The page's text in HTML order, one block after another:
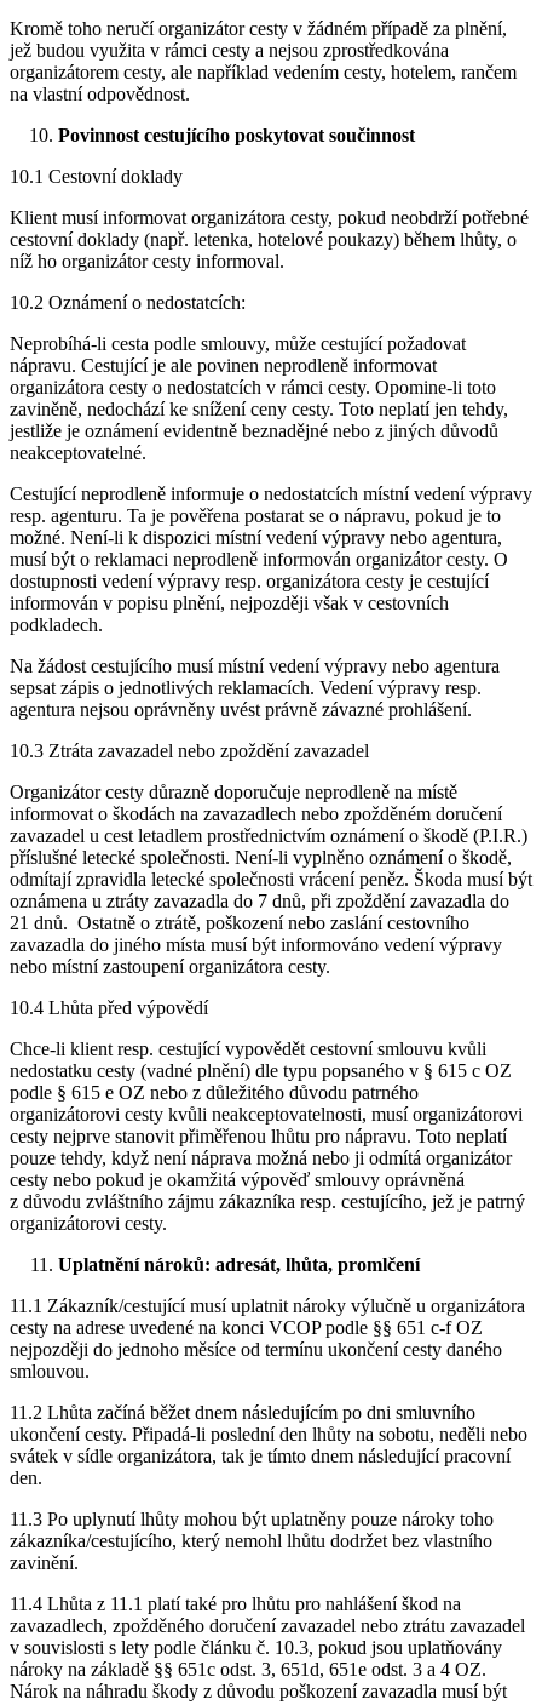
Kromě toho neručí organizátor cesty v žádném případě za plnění,
jež budou využita v rámci cesty a nejsou zprostředkována
organizátorem cesty, ale například vedením cesty, hotelem, rančem
na vlastní odpovědnost.
Povinnost cestujícího poskytovat součinnost
10.1 Cestovní doklady
Klient musí informovat organizátora cesty, pokud neobdrží potřebné
cestovní doklady (např. letenka, hotelové poukazy) během lhůty, o
níž ho organizátor cesty informoval.
10.2 Oznámení o nedostatcích:
Neprobíhá-li cesta podle smlouvy, může cestující požadovat
nápravu. Cestující je ale povinen neprodleně informovat
organizátora cesty o nedostatcích v rámci cesty. Opomine-li toto
zaviněně, nedochází ke snížení ceny cesty. Toto neplatí jen tehdy,
jestliže je oznámení evidentně beznadějné nebo z jiných důvodů
neakceptovatelné.
Cestující neprodleně informuje o nedostatcích místní vedení výpravy
resp. agenturu. Ta je pověřena postarat se o nápravu, pokud je to
možné. Není-li k dispozici místní vedení výpravy nebo agentura,
musí být o reklamaci neprodleně informován organizátor cesty. O
dostupnosti vedení výpravy resp. organizátora cesty je cestující
informován v popisu plnění, nejpozději však v cestovních
podkladech.
Na žádost cestujícího musí místní vedení výpravy nebo agentura
sepsat zápis o jednotlivých reklamacích. Vedení výpravy resp.
agentura nejsou oprávněny uvést právně závazné prohlášení.
10.3 Ztráta zavazadel nebo zpoždění zavazadel
Organizátor cesty důrazně doporučuje neprodleně na místě
informovat o škodách na zavazadlech nebo zpožděném doručení
zavazadel u cest letadlem prostřednictvím oznámení o škodě (P.I.R.)
příslušné letecké společnosti. Není-li vyplněno oznámení o škodě,
odmítají zpravidla letecké společnosti vrácení peněz. Škoda musí být
oznámena u ztráty zavazadla do 7 dnů, při zpoždění zavazadla do
21 dnů. Ostatně o ztrátě, poškození nebo zaslání cestovního
zavazadla do jiného místa musí být informováno vedení výpravy
nebo místní zastoupení organizátora cesty.
10.4 Lhůta před výpovědí
Chce-li klient resp. cestující vypovědět cestovní smlouvu kvůli
nedostatku cesty (vadné plnění) dle typu popsaného v § 615 c OZ
podle § 615 e OZ nebo z důležitého důvodu patrného
organizátorovi cesty kvůli neakceptovatelnosti, musí organizátorovi
cesty nejprve stanovit přiměřenou lhůtu pro nápravu. Toto neplatí
pouze tehdy, když není náprava možná nebo ji odmítá organizátor
cesty nebo pokud je okamžitá výpověď smlouvy oprávněná
z důvodu zvláštního zájmu zákazníka resp. cestujícího, jež je patrný
organizátorovi cesty.
Uplatnění nároků: adresát, lhůta, promlčení
11.1 Zákazník/cestující musí uplatnit nároky výlučně u organizátora
cesty na adrese uvedené na konci VCOP podle §§ 651 c-f OZ
nejpozději do jednoho měsíce od termínu ukončení cesty daného
smlouvou.
11.2 Lhůta začíná běžet dnem následujícím po dni smluvního
ukončení cesty. Připadá-li poslední den lhůty na sobotu, neděli nebo
svátek v sídle organizátora, tak je tímto dnem následující pracovní
den.
11.3 Po uplynutí lhůty mohou být uplatněny pouze nároky toho
zákazníka/cestujícího, který nemohl lhůtu dodržet bez vlastního
zavinění.
11.4 Lhůta z 11.1 platí také pro lhůtu pro nahlášení škod na
zavazadlech, zpožděného doručení zavazadel nebo ztrátu zavazadel
v souvislosti s lety podle článku č. 10.3, pokud jsou uplatňovány
nároky na základě §§ 651c odst. 3, 651d, 651e odst. 3 a 4 OZ.
Nárok na náhradu škody z důvodu poškození zavazadla musí být